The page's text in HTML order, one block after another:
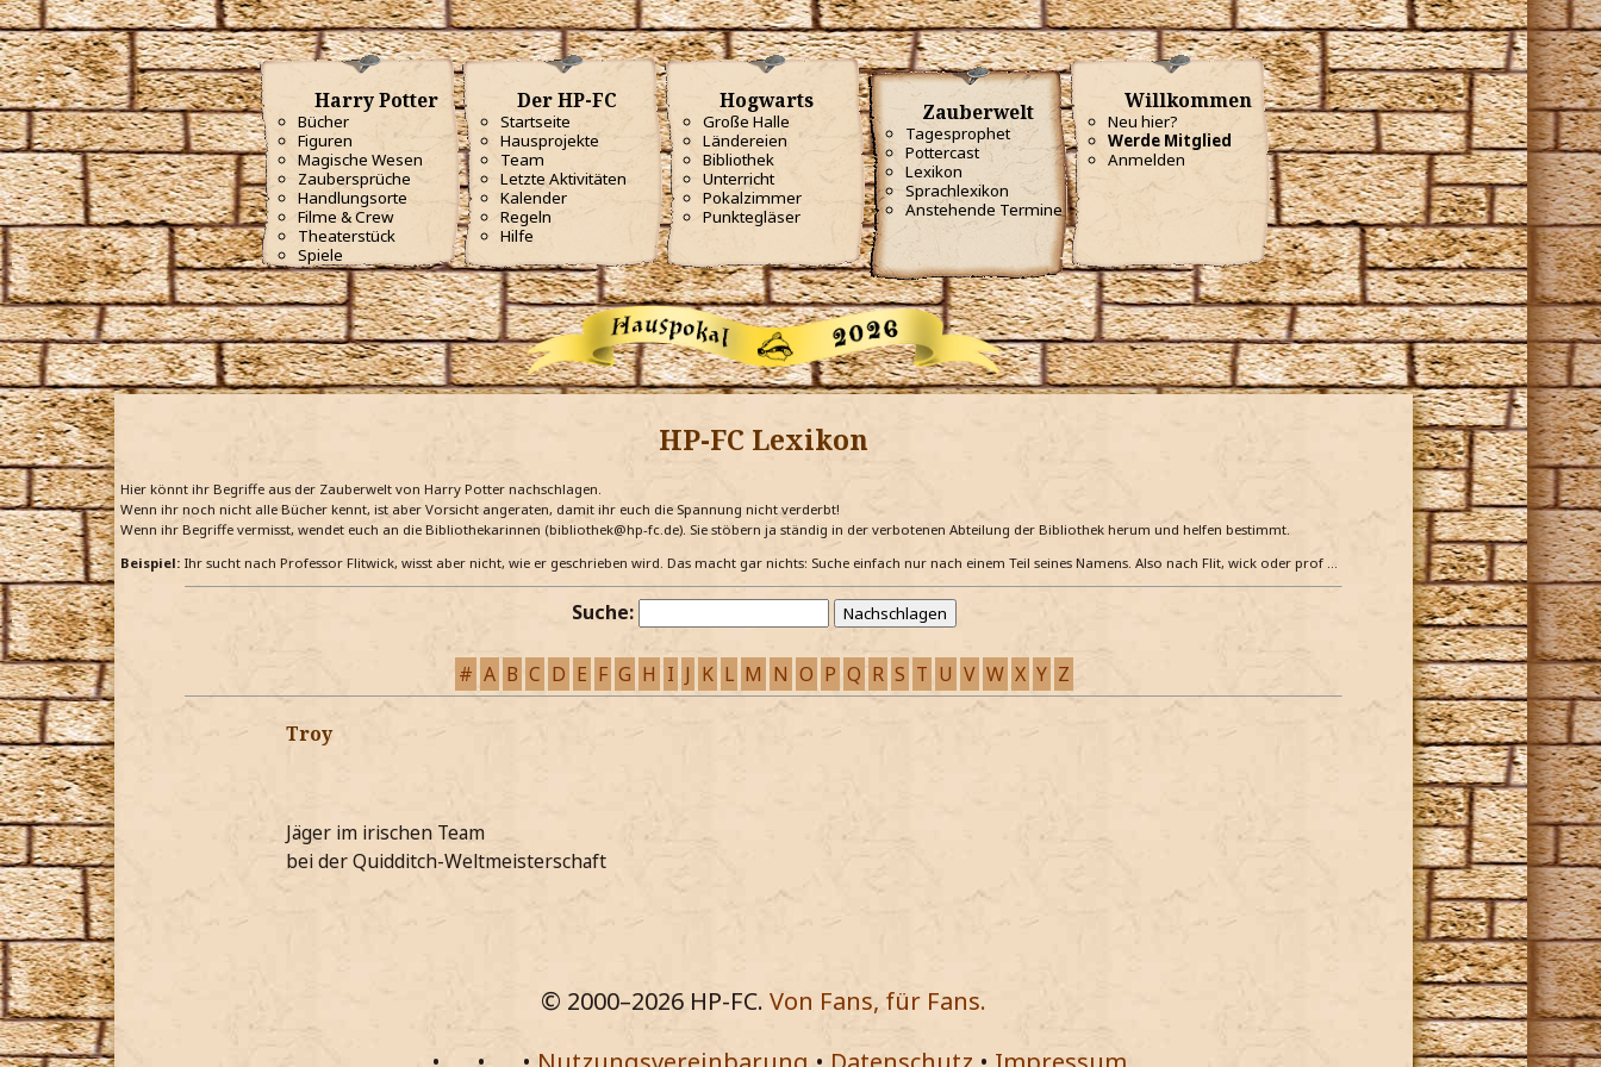
Harry Potter
Bücher
Figuren
Magische Wesen
Zaubersprüche
Handlungsorte
Filme & Crew
Theaterstück
Spiele
Der HP-FC
Startseite
Hausprojekte
Team
Letzte Aktivitäten
Kalender
Regeln
Hilfe
Hogwarts
Große Halle
Ländereien
Bibliothek
Unterricht
Pokalzimmer
Punktegläser
Zauberwelt
Tagesprophet
Pottercast
Lexikon
Sprachlexikon
Anstehende Termine
Willkommen
Neu hier?
Werde Mitglied
Anmelden
HP-FC Lexikon
Hier könnt ihr Begriffe aus der Zauberwelt von Harry Potter nachschlagen.
Wenn ihr noch nicht alle Bücher kennt, ist aber Vorsicht angeraten, damit ihr euch die Spannung nicht verderbt!
Wenn ihr Begriffe vermisst, wendet euch an die Bibliothekarinnen (bibliothek@hp-fc.de). Sie stöbern ja ständig in der verbotenen Abteilung der Bibliothek herum und helfen bestimmt.
Beispiel: Ihr sucht nach Professor Flitwick, wisst aber nicht, wie er geschrieben wird. Das macht gar nichts: Suche einfach nur nach einem Teil seines Namens. Also nach Flit, wick oder prof …
Suche:
# A B C D E F G H I J K L M N O P Q R S T U V W X Y Z
Troy
Jäger im irischen Team
bei der Quidditch-Weltmeisterschaft
© 2000–2026 HP-FC. Von Fans, für Fans.